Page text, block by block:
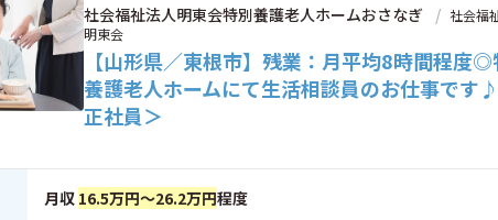
社会福祉法人明東会特別養護老人ホームおさなぎ
社会福
明東会
【山形県／東根市】残業：月平均8時間程度◎
養護老人ホームにて生活相談員のお仕事です
正社員＞
月収 16.5万円～26.2万円程度